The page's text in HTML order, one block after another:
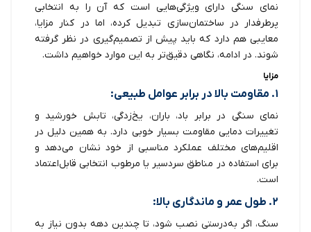
نمای سنگی دارای ویژگی‌هایی است که آن را به انتخابی
پرطرفدار در ساختمان‌سازی تبدیل کرده، اما در کنار مزایا،
معایبی هم دارد که باید پیش از تصمیم‌گیری در نظر گرفته
شوند. در ادامه، نگاهی دقیق‌تر به این موارد خواهیم داشت.
مزایا
۱. مقاومت بالا در برابر عوامل طبیعی:
نمای سنگی در برابر باد، باران، یخ‌زدگی، تابش خورشید و
تغییرات دمایی مقاومت بسیار خوبی دارد. به همین دلیل در
اقلیم‌های مختلف عملکرد مناسبی از خود نشان می‌دهد و
برای استفاده در مناطق سردسیر یا مرطوب انتخابی قابل‌اعتماد
است.
۲. طول عمر و ماندگاری بالا:
سنگ، اگر به‌درستی نصب شود، تا چندین دهه بدون نیاز به